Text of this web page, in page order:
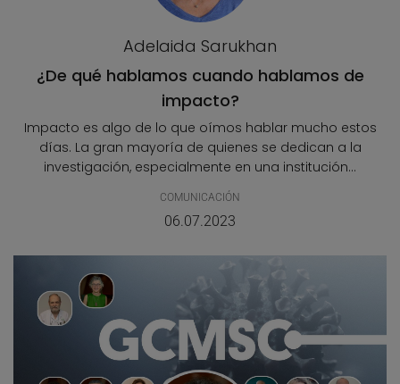
Adelaida Sarukhan
¿De qué hablamos cuando hablamos de
impacto?
Impacto es algo de lo que oímos hablar mucho estos
días. La gran mayoría de quienes se dedican a la
investigación, especialmente en una institución...
COMUNICACIÓN
06.07.2023